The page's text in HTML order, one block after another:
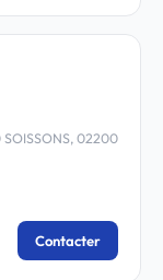
02200
Contacter